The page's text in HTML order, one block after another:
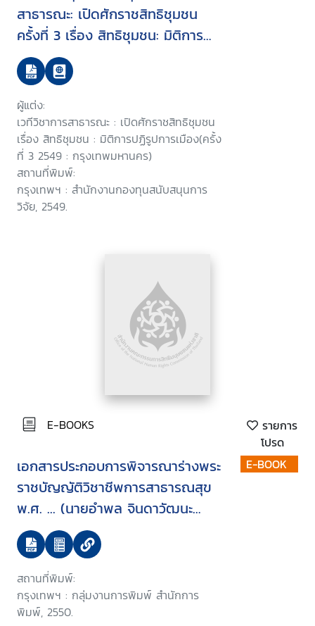
สาธารณะ: เปิดศักราชสิทธิชุมชน
ครั้งที่ 3 เรื่อง สิทธิชุมชน: มิติการ
ปฏิรูปการเมือง วันที่ 14-15
กรกฎาคม 2549 ณ ห้องประชุม 1
สภาคริสตจักในประเทศไทย
กรุงเทพฯ
ผู้แต่ง:
เวทีวิชาการสาธารณะ : เปิดศักราชสิทธิชุมชน
เรื่อง สิทธิชุมชน : มิติการปฏิรูปการเมือง(ครั้ง
ที่ 3 2549 : กรุงเทพมหานคร)
สถานที่พิมพ์:
กรุงเทพฯ : สำนักงานกองทุนสนับสนุนการ
วิจัย, 2549.
E-BOOKS
รายการ
โปรด
เอกสารประกอบการพิจารณาร่างพระ
ราชบัญญัติวิชาชีพการสาธารณสุข
พ.ศ. ... (นายอำพล จินดาวัฒนะ
สมาชิกสภานิติบัญญัติแห่งชาติ และ
คณะ เป็นผู้เสนอ) บรรจุระเบียบวาระ
การประชุมสภานิติบัญญัติแห่งชาติใน
คราวประชุมสภานิติบัญญัติแห่งชาติ
ครั้งที่ 8/2550 วันพุธที่ 14
สถานที่พิมพ์:
กรุงเทพฯ : กลุ่มงานการพิมพ์ สำนักการ
พิมพ์, 2550.
E-BOOK